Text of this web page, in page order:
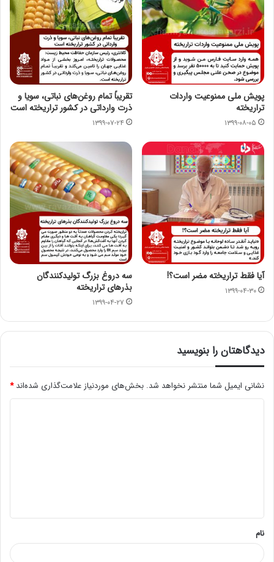
پویش ملی ممنوعیت واردات
تراریخته
۱۳۹۹-۰۸-۰۵
تقریباً تمام روغن‌های نباتی، سویا و
ذرت وارداتی در کشور تراریخته است
۱۳۹۹-۰۷-۲۴
آیا فقط تراریخته مضر است؟!
۱۳۹۹-۰۴-۳۰
سه دروغ بزرگ تولیدکنندگان
بذرهای تراریخته
۱۳۹۹-۰۴-۲۷
دیدگاهتان را بنویسید
نشانی ایمیل شما منتشر نخواهد شد. بخش‌های موردنیاز علامت‌گذاری شده‌اند*
*
نام